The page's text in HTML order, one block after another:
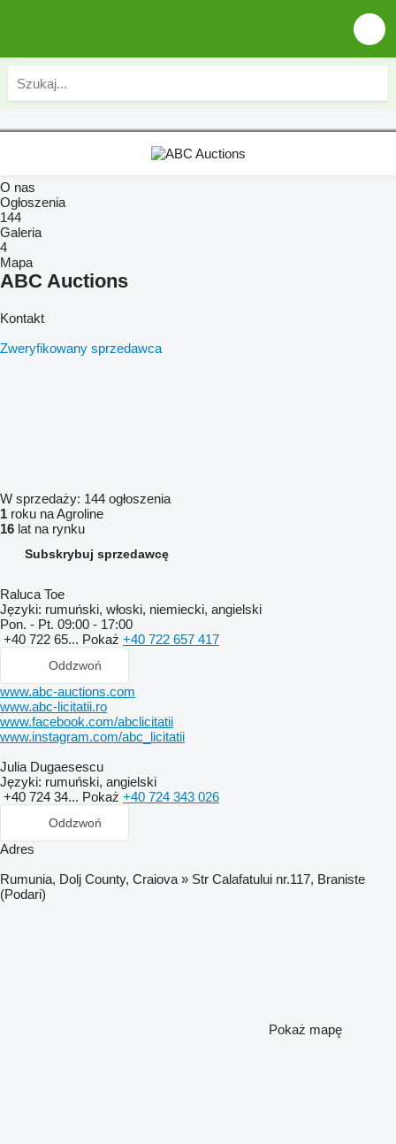
O nas
Ogłoszenia
144
Galeria
4
Mapa
ABC Auctions
Kontakt
Zweryfikowany sprzedawca
W sprzedaży: 144 ogłoszenia
1 roku na Agroline
16 lat na rynku
Subskrybuj sprzedawcę
Raluca Toe
Języki: rumuński, włoski, niemiecki, angielski
Pon. - Pt. 09:00 - 17:00
+40 722 65... Pokaż +40 722 657 417
Oddzwoń
www.abc-auctions.com
www.abc-licitatii.ro
www.facebook.com/abclicitatii
www.instagram.com/abc_licitatii
Julia Dugaesescu
Języki: rumuński, angielski
+40 724 34... Pokaż +40 724 343 026
Oddzwoń
Adres
Rumunia, Dolj County, Craiova » Str Calafatului nr.117, Braniste
(Podari)
Pokaż mapę